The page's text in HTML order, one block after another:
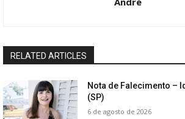
RELATED ARTICLES
Nota de Falecimento –
(SP)
6 de agosto de 2026